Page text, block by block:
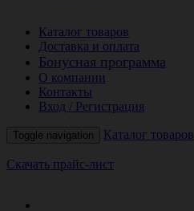
Каталог товаров
Доставка и оплата
Бонусная программа
О компании
Контакты
Вход / Регистрация
Toggle navigation Каталог товаров
Скачать прайс-лист